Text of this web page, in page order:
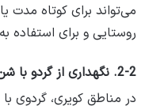
می‌تواند برای کوتاه
روستایی و برای استفاده
2-2. نگهداری از گردو با شن:
در مناطق کویری،